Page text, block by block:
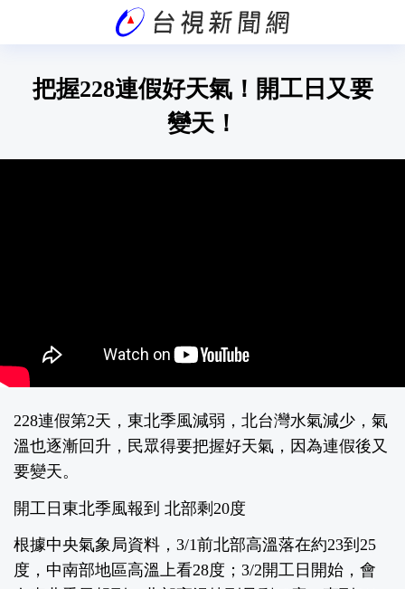
把握228連假好天氣！開工日又要
變天！
228連假第2天，東北季風減弱，北台灣水氣減少，氣
溫也逐漸回升，民眾得要把握好天氣，因為連假後又
要變天。
開工日東北季風報到 北部剩20度
根據中央氣象局資料，3/1前北部高溫落在約23到25
度，中南部地區高溫上看28度；3/2開工日開始，會